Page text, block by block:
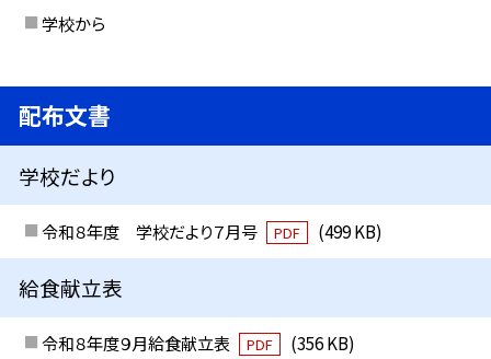
学校から
配布文書
学校だより
令和８年度 学校だより７月号 PDF (499 KB)
給食献立表
令和８年度９月給食献立表 PDF (356 KB)